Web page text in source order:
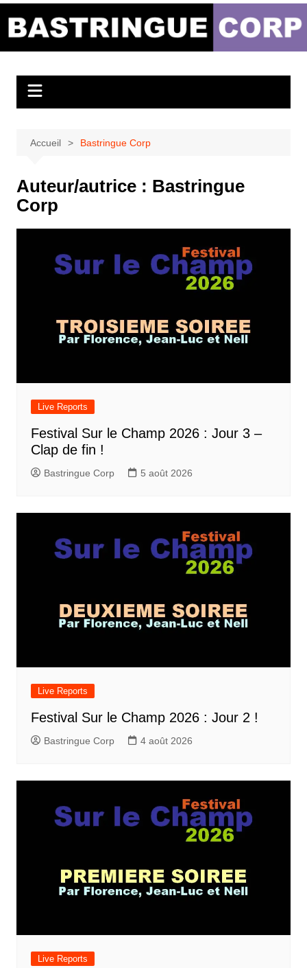
Bastringue Corp –
Musicales
Accueil Bastringue Corp
Auteur/autrice : Bastringue
Corp
Live Reports
Festival Sur le Champ 2026 : Jour 3 –
Clap de fin !
Bastringue Corp 5 août 2026
Live Reports
Festival Sur le Champ 2026 : Jour 2 !
Bastringue Corp 4 août 2026
Live Reports